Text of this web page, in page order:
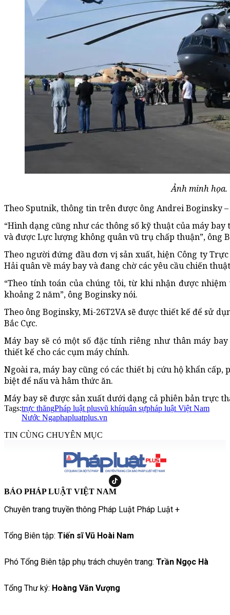
Ảnh minh họa.
Theo Sputnik, thông tin trên được ông Andrei Boginsky
“Hình dạng cũng như các thông số kỹ thuật của máy
và được Lực lượng không quân vũ trụ chấp thuận”, ông
Theo người đứng đầu đơn vị sản xuất, hiện Công ty
Hải quân về máy bay và đang chờ các yêu cầu chiến
“Theo tính toán của chúng tôi, từ khi nhận được
khoảng 2 năm”, ông Boginsky nói.
Theo ông Boginsky, Mi-26T2VA sẽ được thiết kế để sử
Bắc Cực.
Máy bay sẽ có một số đặc tính riêng như thân máy
thiết kế cho các cụm máy chính.
Ngoài ra, máy bay cũng có các thiết bị cứu hộ khẩn
biệt để nấu và hâm thức ăn.
Máy bay sẽ được sản xuất dưới dạng cả phiên bản trực
Tags:trực thăngPháp luật plusvũ khíquân sựpháp luật Việt Nam
Nước Ngaphapluatplus.vn
TIN CÙNG CHUYÊN MỤC
BÁO PHÁP LUẬT VIỆT NAM
Chuyên trang truyền thông Pháp Luật Pháp Luật +
Tổng Biên tập: Tiến sĩ Vũ Hoài Nam
Phó Tổng Biên tập phụ trách chuyên trang: Trần Ngọc Hà
Tổng Thư ký: Hoàng Văn Vượng